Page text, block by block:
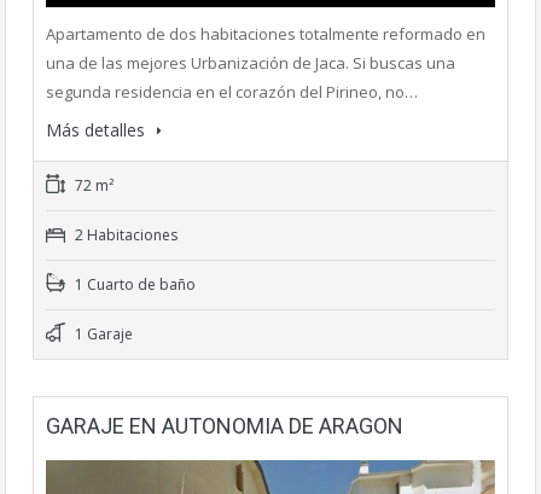
Apartamento de dos habitaciones totalmente reformado en
una de las mejores Urbanización de Jaca. Si buscas una
segunda residencia en el corazón del Pirineo, no…
Más detalles
72 m²
2 Habitaciones
1 Cuarto de baño
1 Garaje
GARAJE EN AUTONOMIA DE ARAGON